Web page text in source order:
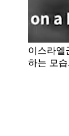
이스라엘
하는 모